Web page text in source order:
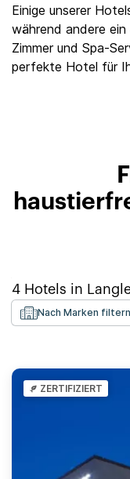
Einige unserer
während andere
Zimmer und Spa-
perfekte Hotel für
4 Hotels in
Nach Marken filtern
ZERTIFIZIERT